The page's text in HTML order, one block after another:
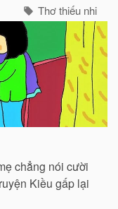
Thơ thiếu nhi
chẳng nói cười
Kiều gấp lại